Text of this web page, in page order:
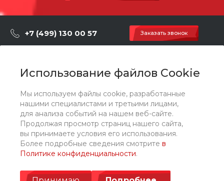
Использование файлов Cookie
Мы используем файлы cookie, разработанные
нашими специалистами и третьими лицами,
для анализа событий на нашем веб-сайте.
Продолжая просмотр страниц нашего сайта,
вы принимаете условия его использования.
Более подробные сведения смотрите в
Политике конфиденциальности.
+7 (499) 130 00 57 Заказать звонок
г. Москва, Марксистская 3 стр.2
О компании
Каталог
Услуги